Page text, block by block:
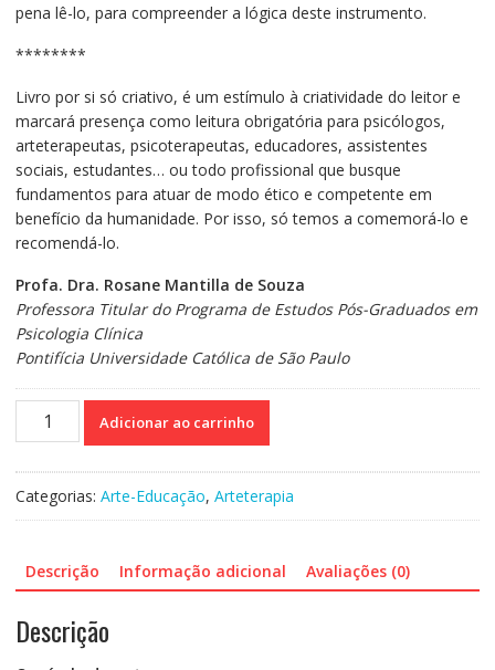
pena lê-lo, para compreender a lógica deste instrumento.
********
Livro por si só criativo, é um estímulo à criatividade do leitor e
marcará presença como leitura obrigatória para psicólogos,
arteterapeutas, psicoterapeutas, educadores, assistentes
sociais, estudantes… ou todo profissional que busque
fundamentos para atuar de modo ético e competente em
benefício da humanidade. Por isso, só temos a comemorá-lo e
recomendá-lo.
Profa. Dra. Rosane Mantilla de Souza
Professora Titular do Programa de Estudos Pós-Graduados em
Psicologia Clínica
Pontifícia Universidade Católica de São Paulo
Arteterapia,
promoção
(caderno
quantidade
Adicionar ao carrinho
Categorias: Arte-Educação, Arteterapia
Descrição Informação adicional Avaliações (0)
Descrição